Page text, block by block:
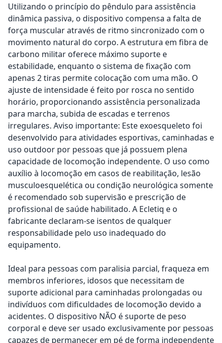
Utilizando o princípio do pêndulo para assistência
dinâmica passiva, o dispositivo compensa a falta de
força muscular através de ritmo sincronizado com o
movimento natural do corpo. A estrutura em fibra de
carbono militar oferece máximo suporte e
estabilidade, enquanto o sistema de fixação com
apenas 2 tiras permite colocação com uma mão. O
ajuste de intensidade é feito por rosca no sentido
horário, proporcionando assistência personalizada
para marcha, subida de escadas e terrenos
irregulares. Aviso importante: Este exoesqueleto foi
desenvolvido para atividades esportivas, caminhadas e
uso outdoor por pessoas que já possuem plena
capacidade de locomoção independente. O uso como
auxílio à locomoção em casos de reabilitação, lesão
musculoesquelética ou condição neurológica somente
é recomendado sob supervisão e prescrição de
profissional de saúde habilitado. A Ecletiq e o
fabricante declaram-se isentos de qualquer
responsabilidade pelo uso inadequado do
equipamento.
Ideal para pessoas com paralisia parcial, fraqueza em
membros inferiores, idosos que necessitam de
suporte adicional para caminhadas prolongadas ou
indivíduos com dificuldades de locomoção devido a
acidentes. O dispositivo NÃO é suporte de peso
corporal e deve ser usado exclusivamente por pessoas
capazes de permanecer em pé de forma independente